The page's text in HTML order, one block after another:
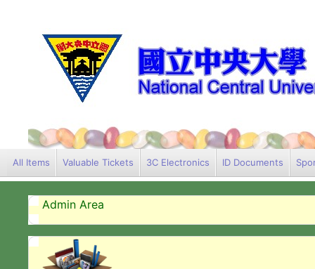
All Items Valuable Tickets 3C Electronics ID Documents
Admin Area